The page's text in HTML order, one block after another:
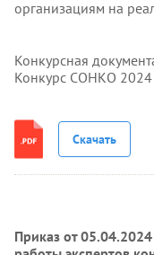
организациям на
Конкурсная
Конкурс СОНКО 2024
Скачать
Приказ от